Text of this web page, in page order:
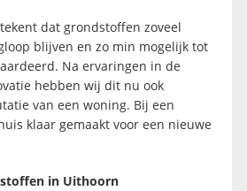
dat grondstoffen zoveel
blijven en zo min mogelijk tot
Na ervaringen in de
hebben wij dit nu ook
van een woning. Bij een
klaar gemaakt voor een nieuwe
in Uithoorn